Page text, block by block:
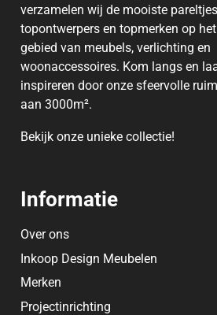
verzamelen wij de mooiste
topontwerpers en topmerken op het
gebied van meubels, verlichting en
woonaccessoires. Kom langs en
inspireren door onze sfeervolle
aan 3000m².
Bekijk onze unieke collectie!
Informatie
Over ons
Inkoop Design Meubelen
Merken
Projectinrichting